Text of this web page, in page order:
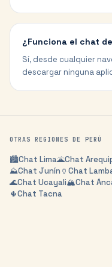
¿Funciona el chat
Sí, desde cualquier
descargar ninguna
OTRAS REGIONES DE PERÚ
🏙️Chat Lima🌋Chat
⛰️Chat Junín 🏺 Chat
🌊Chat Ucayali🏔️Chat
🌵Chat Tacna